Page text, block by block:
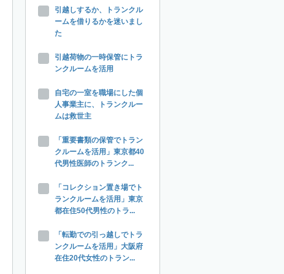
引越しするか、トランクル
ームを借りるかを迷いまし
た
引越荷物の一時保管にトラ
ンクルームを活用
自宅の一室を職場にした個
人事業主に、トランクルー
ムは救世主
「重要書類の保管でトラン
クルームを活用」東京都40
代男性医師のトランク...
「コレクション置き場でト
ランクルームを活用」東京
都在住50代男性のトラ...
「転勤での引っ越しでトラ
ンクルームを活用」大阪府
在住20代女性のトラン...